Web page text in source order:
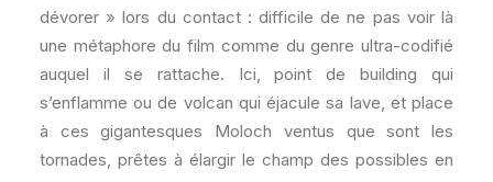
dévorer » lors du contact : difficile de ne pas voir là
une métaphore du film comme du genre ultra-codifié
auquel il se rattache. Ici, point de building qui
s’enflamme ou de volcan qui éjacule sa lave, et place
à ces gigantesques Moloch ventus que sont les
tornades, prêtes à élargir le champ des possibles en